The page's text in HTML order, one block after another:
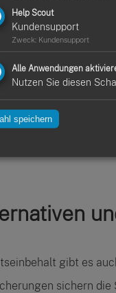
Euro
der
du die
gibt es
sichern die
Help Scout
Kundensupport
Zweck: Kundensupport
Alle Anwendungen
Nutzen Sie diesen
speichern